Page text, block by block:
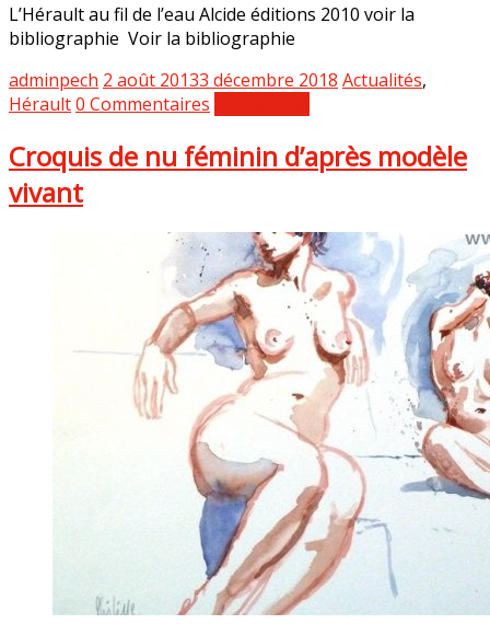
L’Hérault au fil de l’eau Alcide éditions 2010 voir la
bibliographie Voir la bibliographie
adminpech 2 août 20133 décembre 2018 Actualités,
Hérault0 Commentaires
Croquis de nu féminin d’après modèle
vivant